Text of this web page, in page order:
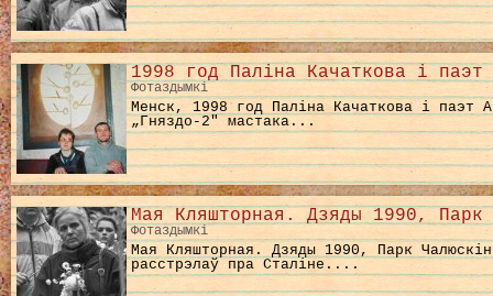
1998 год Паліна Качаткова і паэт
Фотаздымкі
Менск, 1998 год Паліна Качаткова і паэт
„Гняздо-2″ мастака...
Мая Кляшторная. Дзяды 1990, Парк
Фотаздымкі
Мая Кляшторная. Дзяды 1990, Парк
расстрэлаў пра Сталіне....